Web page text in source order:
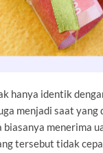
hanya identik
menjadi saat yang
menerima
tersebut tidak